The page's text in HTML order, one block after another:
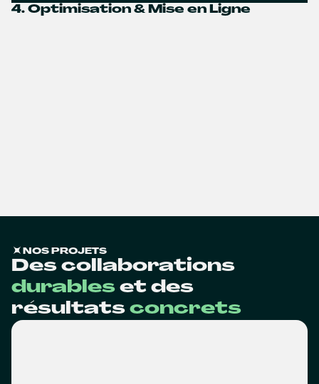
4. Optimisation & Mise en Ligne
NOS PROJETS
Des collaborations
durables et des
résultats concrets